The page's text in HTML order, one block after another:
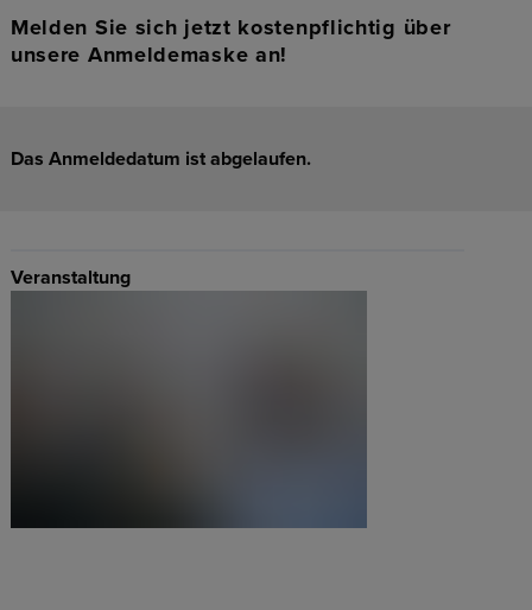
Melden Sie sich jetzt kostenpflichtig über
unsere Anmeldemaske an!
Das Anmeldedatum ist abgelaufen.
Veranstaltung